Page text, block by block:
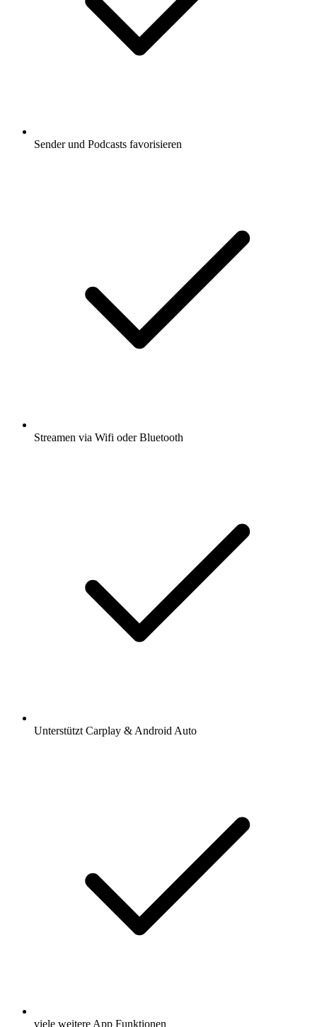
Sender und Podcasts favorisieren
Streamen via Wifi oder Bluetooth
Unterstützt Carplay & Android Auto
viele weitere App Funktionen